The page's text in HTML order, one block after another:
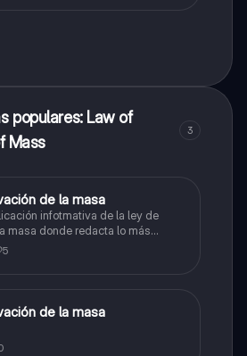
populares: Law of
Mass
3
de la masa
infotmativa de la ley de
masa donde redacta lo más
5
de la masa